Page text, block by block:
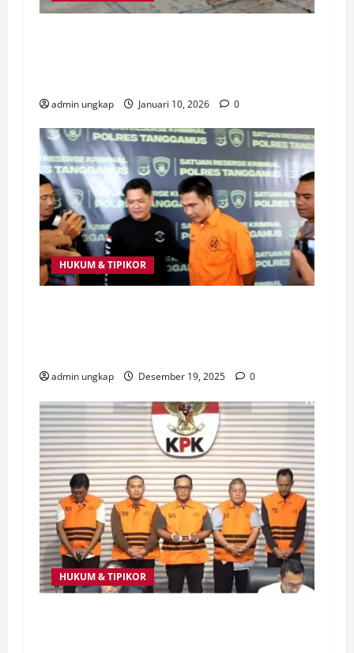
admin ungkap Januari 10, 2026 0
HUKUM & TIPIKOR
admin ungkap Desember 19, 2025 0
HUKUM & TIPIKOR